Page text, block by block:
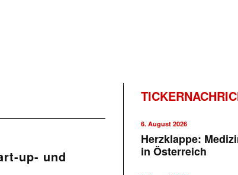
up- und
6. August 2026
Herzklappe:
in Österreich